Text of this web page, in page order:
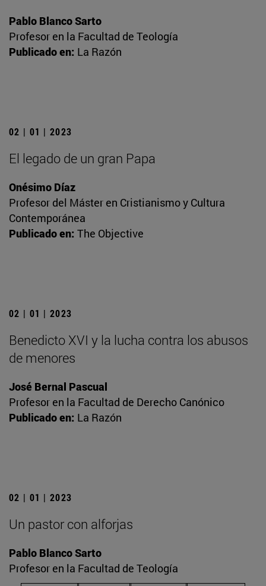
Pablo Blanco Sarto
Profesor en la Facultad de Teología
Publicado en: La Razón
02 | 01 | 2023
El legado de un gran Papa
Onésimo Díaz
Profesor del Máster en Cristianismo y Cultura
Contemporánea
Publicado en: The Objective
02 | 01 | 2023
Benedicto XVI y la lucha contra los abusos
de menores
José Bernal Pascual
Profesor en la Facultad de Derecho Canónico
Publicado en: La Razón
02 | 01 | 2023
Un pastor con alforjas
Pablo Blanco Sarto
Profesor en la Facultad de Teología